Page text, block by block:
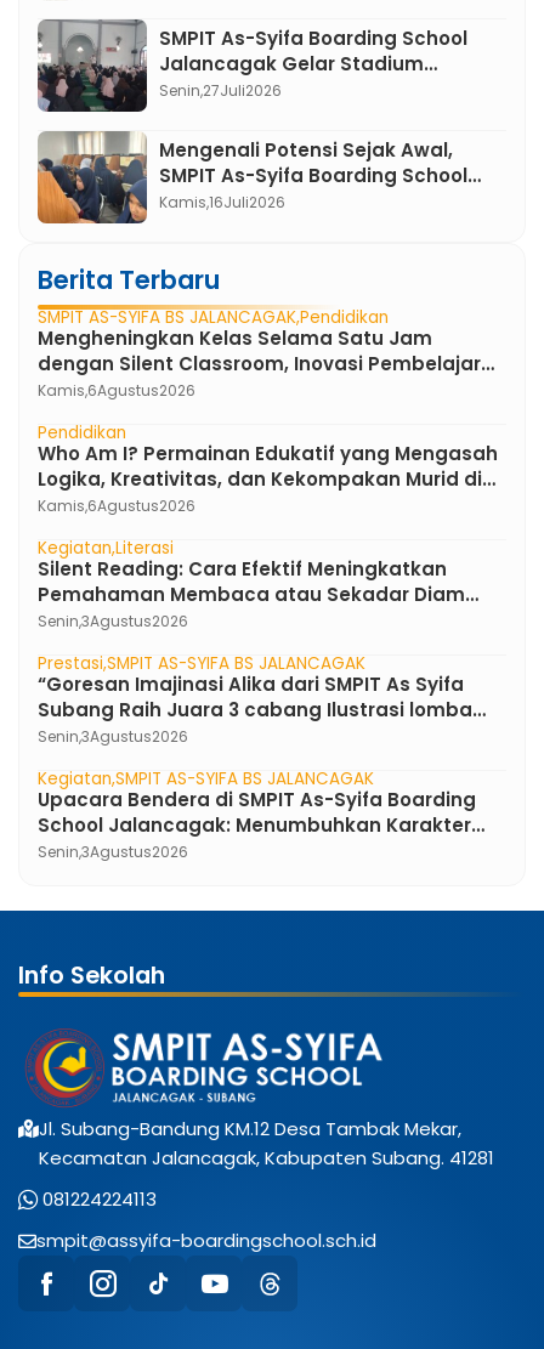
SMPIT As-Syifa Boarding School
Jalancagak Gelar Stadium
General Bertema Akhlak Mulia
Senin,27Juli2026
Mengenali Potensi Sejak Awal,
SMPIT As-Syifa Boarding School
Jalancagak Gelar Tes Al-Qur’an
Kamis,16Juli2026
Berita Terbaru
SMPIT AS-SYIFA BS JALANCAGAKPendidikan
Mengheningkan Kelas Selama Satu Jam
dengan Silent Classroom, Inovasi Pembelajaran
Bahasa Indonesia di SMPIT As-Syifa Boarding
Kamis,6Agustus2026
Pendidikan
Who Am I? Permainan Edukatif yang Mengasah
Logika, Kreativitas, dan Kekompakan Murid di
SMPIT As-Syifa Boarding School
Kamis,6Agustus2026
Kegiatan Literasi
Silent Reading: Cara Efektif Meningkatkan
Pemahaman Membaca atau Sekadar Diam
Tanpa Kata ?
Senin,3Agustus2026
Prestasi SMPIT AS-SYIFA BS JALANCAGAK
“Goresan Imajinasi Alika dari SMPIT As Syifa
Subang Raih Juara 3 cabang Ilustrasi lomba
FLS3N Jawa Barat 2026”
Senin,3Agustus2026
Kegiatan SMPIT AS-SYIFA BS JALANCAGAK
Upacara Bendera di SMPIT As-Syifa Boarding
School Jalancagak: Menumbuhkan Karakter
Pemimpin Berakhlak Mulia
Senin,3Agustus2026
Info Sekolah
Jl. Subang-Bandung KM.12 Desa Tambak Mekar,
Kecamatan Jalancagak, Kabupaten Subang. 41281
081224224113
smpit@assyifa-boardingschool.sch.id